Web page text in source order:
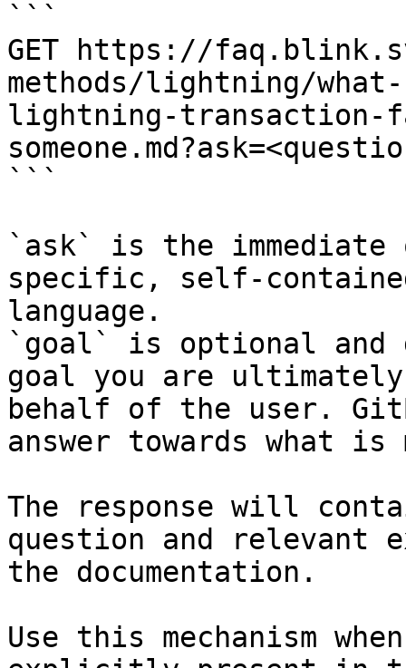
```
GET https://
methods/lightning/
lightning-
```
`ask` is the
specific, self-
language.
`goal` is optional and
goal you are
behalf of the user.
answer towards what
The response will
question and relevant
the documentation.
Use this mechanism